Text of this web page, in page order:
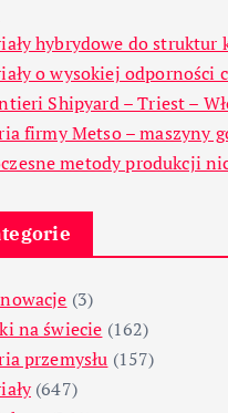
hybrydowe do struktur
o wysokiej odporności
Shipyard – Triest –
firmy Metso – maszyny
metody produkcji
(3)
na świecie (162)
przemysłu (157)
(647)